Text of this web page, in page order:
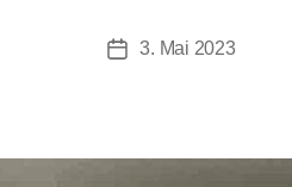
Beitragsdatum
3. Mai 2023